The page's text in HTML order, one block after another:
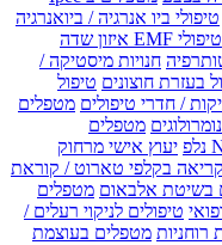
טיפולי ביו אנרגיה / ביואנרגיה
טיפולי EMF איזון שדה
חנויות מיסטיקה /
בעזרת חוצונים טיפול
/ חדרי טיפולים מטפלים
מטפלים
יעוץ אישי מרחוק
קריאה בקלפי טארוט / קוראת
בשיטת אלבאום מטפלים
טיפולים לניקוי רעלים /
מטפלים בעוצמת